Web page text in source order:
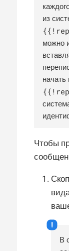
из
можно
начать
Чтобы
В